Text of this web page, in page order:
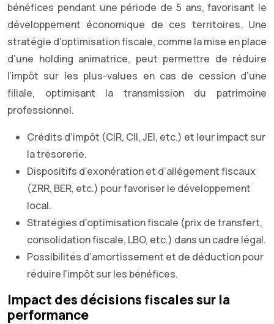
bénéfices pendant une période de 5 ans, favorisant le
développement économique de ces territoires. Une
stratégie d’optimisation fiscale, comme la mise en place
d’une holding animatrice, peut permettre de réduire
l’impôt sur les plus-values en cas de cession d’une
filiale, optimisant la transmission du patrimoine
professionnel.
Crédits d’impôt (CIR, CII, JEI, etc.) et leur impact sur
la trésorerie.
Dispositifs d’exonération et d’allégement fiscaux
(ZRR, BER, etc.) pour favoriser le développement
local.
Stratégies d’optimisation fiscale (prix de transfert,
consolidation fiscale, LBO, etc.) dans un cadre légal.
Possibilités d’amortissement et de déduction pour
réduire l’impôt sur les bénéfices.
Impact des décisions fiscales sur la
performance